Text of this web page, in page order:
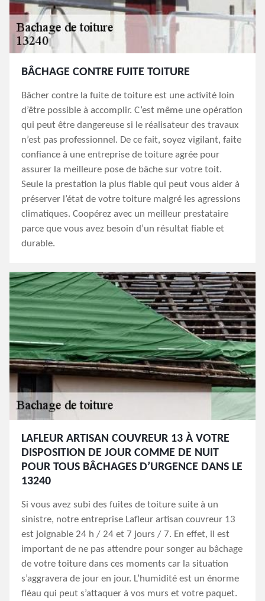
BÂCHAGE CONTRE FUITE TOITURE
Bâcher contre la fuite de toiture est une activité loin
d’être possible à accomplir. C’est même une opération
qui peut être dangereuse si le réalisateur des travaux
n’est pas professionnel. De ce fait, soyez vigilant, faite
confiance à une entreprise de toiture agrée pour
assurer la meilleure pose de bâche sur votre toit.
Seule la prestation la plus fiable qui peut vous aider à
préserver l’état de votre toiture malgré les agressions
climatiques. Coopérez avec un meilleur prestataire
parce que vous avez besoin d’un résultat fiable et
durable.
LAFLEUR ARTISAN COUVREUR 13 À VOTRE
DISPOSITION DE JOUR COMME DE NUIT
POUR TOUS BÂCHAGES D’URGENCE DANS LE
13240
Si vous avez subi des fuites de toiture suite à un
sinistre, notre entreprise Lafleur artisan couvreur 13
est joignable 24 h / 24 et 7 jours / 7. En effet, il est
important de ne pas attendre pour songer au bâchage
de votre toiture dans ces moments car la situation
s’aggravera de jour en jour. L’humidité est un énorme
fléau qui peut s’attaquer à vos murs et votre paquet.